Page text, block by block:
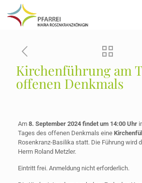
Kirchenführung am
offenen Denkmals
Am8. September 2024 findet um 14:00 Uhr
Tages des offenen Denkmals eine
Rosenkranz-Basilika statt. Die Führung wird
Herrn Roland Metzler.
Eintritt frei. Anmeldung nicht erforderlich.